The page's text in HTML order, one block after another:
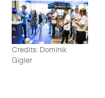
Credits: Dominik
Gigler